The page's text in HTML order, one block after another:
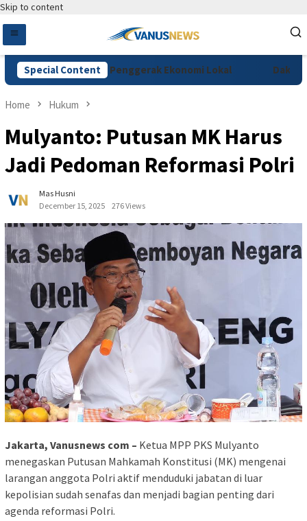
Skip to content
Special Content
Festival Jadi Penggerak Ekonomi Lokal Dakwaan
Home Hukum
Mulyanto: Putusan MK Harus
Jadi Pedoman Reformasi Polri
Mas Husni
December 15, 2025
276 Views
Jakarta, Vanusnews com – Ketua MPP PKS Mulyanto
menegaskan Putusan Mahkamah Konstitusi (MK) mengenai
larangan anggota Polri aktif menduduki jabatan di luar
kepolisian sudah senafas dan menjadi bagian penting dari
agenda reformasi Polri.